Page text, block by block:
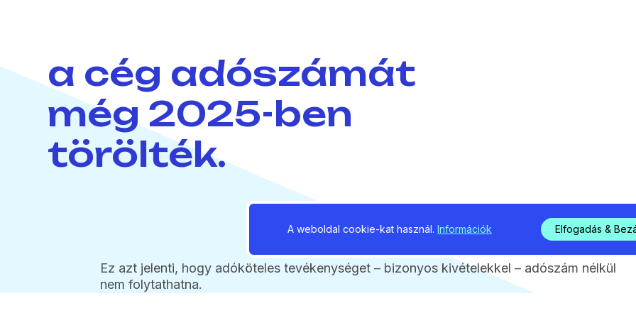
a cég adószámát
még 2025-ben
törölték.
Ez azt jelenti, hogy adóköteles tevékenységet – bizonyos kivételekkel – adószám nélkül
nem folytathatna.
A weboldal cookie-kat használ.Információk Elfogadás &